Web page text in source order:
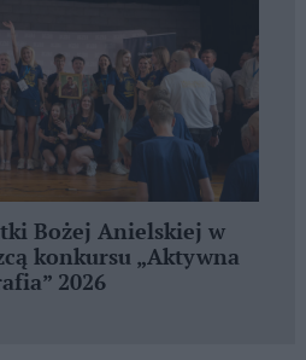
Bożej Anielskiej w
konkursu „Aktywna
2026